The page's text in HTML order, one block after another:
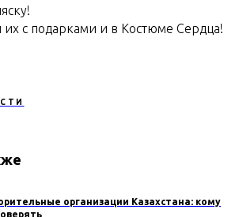
с подарками и в Костюме Сердца!
организации Казахстана: кому